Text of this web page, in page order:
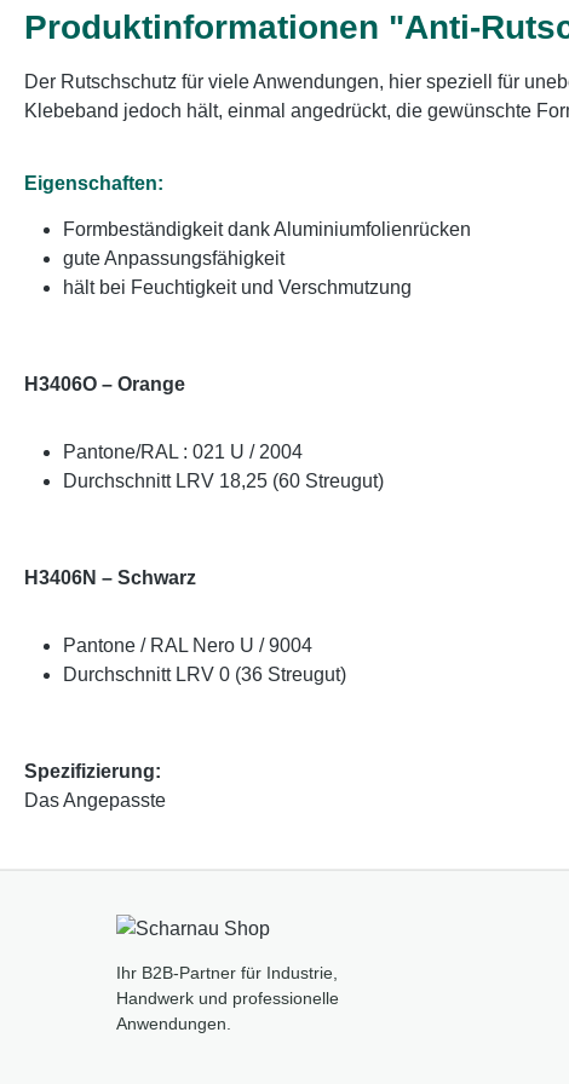
Produktinformationen "Anti-
Der Rutschschutz für viele Anwendungen, hier speziell für
Klebeband jedoch hält, einmal angedrückt, die gewünschte
Eigenschaften:
Formbeständigkeit dank Aluminiumfolienrücken
gute Anpassungsfähigkeit
hält bei Feuchtigkeit und Verschmutzung
H3406O – Orange
Pantone/RAL : 021 U / 2004
Durchschnitt LRV 18,25 (60 Streugut)
H3406N – Schwarz
Pantone / RAL Nero U / 9004
Durchschnitt LRV 0 (36 Streugut)
Spezifizierung:
Das Angepasste
Ihr B2B-Partner für Industrie,
Handwerk und professionelle
Anwendungen.